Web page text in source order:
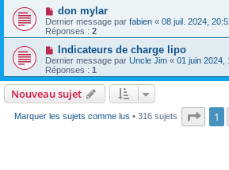
don mylar
Dernier message par fabien « 08 juil. 2024,
Réponses : 2
Indicateurs de charge lipo
Dernier message par Uncle Jim « 01 juin 2024,
Réponses : 1
Nouveau sujet
Marquer les sujets comme lus • 316 sujets Page
1